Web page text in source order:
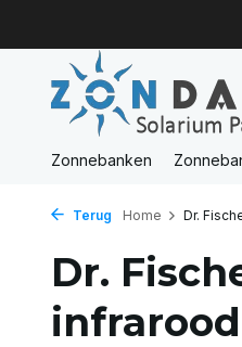
Zonnebanken
Terug Home Dr.
Dr.